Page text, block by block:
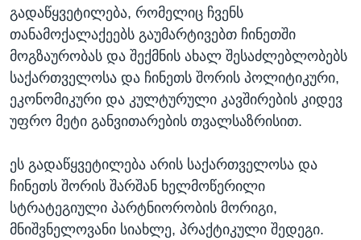
გადაწყვეტილება, რომელიც ჩვენს
თანამოქალაქეებს გაუმარტივებთ ჩინეთში
მოგზაურობას და შექმნის ახალ შესაძლებლობებს
საქართველოსა და ჩინეთს შორის პოლიტიკური,
ეკონომიკური და კულტურული კავშირების კიდევ
უფრო მეტი განვითარების თვალსაზრისით.
ეს გადაწყვეტილება არის საქართველოსა და
ჩინეთს შორის შარშან ხელმოწერილი
სტრატეგიული პარტნიორობის მორიგი,
მნიშვნელოვანი სიახლე, პრაქტიკული შედეგი.